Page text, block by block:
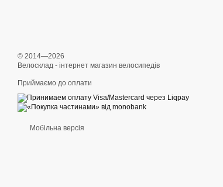
© 2014—2026
Велосклад - інтернет магазин велосипедів
Приймаємо до оплати
Мобільна версія